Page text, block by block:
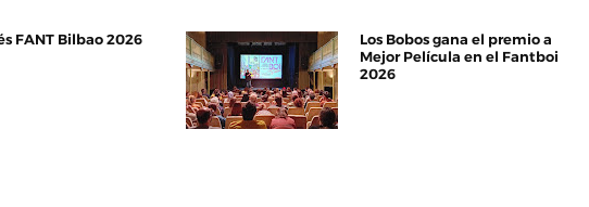
FANT Bilbao 2026
Los Bobos gana el premio a
Mejor Película en el Fantboi
2026